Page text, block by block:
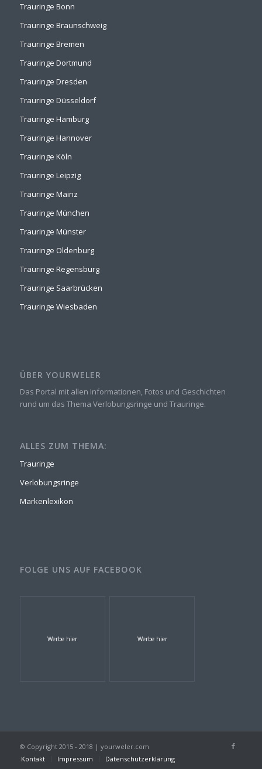
Trauringe Bonn
Trauringe Braunschweig
Trauringe Bremen
Trauringe Dortmund
Trauringe Dresden
Trauringe Düsseldorf
Trauringe Hamburg
Trauringe Hannover
Trauringe Köln
Trauringe Leipzig
Trauringe Mainz
Trauringe München
Trauringe Münster
Trauringe Oldenburg
Trauringe Regensburg
Trauringe Saarbrücken
Trauringe Wiesbaden
ÜBER YOURWELER
Das Portal mit allen Informationen, Fotos und Geschichten
rund um das Thema Verlobungsringe und Trauringe.
ALLES ZUM THEMA:
Trauringe
Verlobungsringe
Markenlexikon
FOLGE UNS AUF FACEBOOK
Werbe hier Werbe hier
© Copyright 2015 - 2018 | yourweler.com
Kontakt
Impressum Datenschutzerklärung